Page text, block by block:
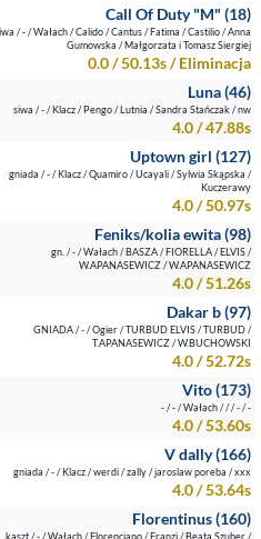
Call Of Duty "M" (18)
/ - / Wałach / Calido / Cantus / Fatima / Castilio / Anna
Gumowska / Małgorzata i Tomasz Siergiej
0.0 / 50.13s / Eliminacja
Luna (46)
siwa / - / Klacz / Pengo / Lutnia / Sandra Stańczak / nw
4.0 / 47.88s
Uptown girl (127)
gniada / - / Klacz / Quamiro / Ucayali / Sylwia Skąpska /
Kuczerawy
4.0 / 50.97s
Feniks/kolia ewita (98)
gn. / - / Wałach / BASZA / FIORELLA / ELVIS /
W.APANASEWICZ / W.APANASEWICZ
4.0 / 51.26s
Dakar b (97)
GNIADA / - / Ogier / TURBUD ELVIS / TURBUD /
T.APANASEWICZ / W.BUCHOWSKI
4.0 / 52.72s
Vito (173)
- / - / Wałach / / / - / -
4.0 / 53.60s
V dally (166)
gniada / - / Klacz / werdi / zally / jaroslaw poreba / xxx
4.0 / 53.64s
Florentinus (160)
kaszt / - / Wałach / Florenciano / Franzi / Beata Szuber /